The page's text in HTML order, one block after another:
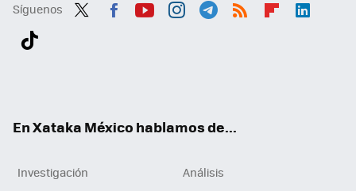
Síguenos
En Xataka México hablamos de...
Investigación
Análisis